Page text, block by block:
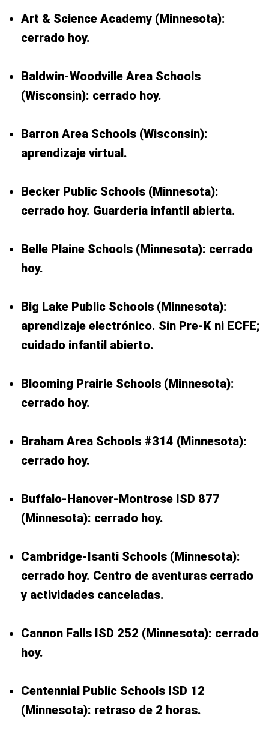
Art & Science Academy (Minnesota):
cerrado hoy.
Baldwin-Woodville Area Schools
(Wisconsin): cerrado hoy.
Barron Area Schools (Wisconsin):
aprendizaje virtual.
Becker Public Schools (Minnesota):
cerrado hoy. Guardería infantil abierta.
Belle Plaine Schools (Minnesota): cerrado
hoy.
Big Lake Public Schools (Minnesota):
aprendizaje electrónico. Sin Pre-K ni ECFE;
cuidado infantil abierto.
Blooming Prairie Schools (Minnesota):
cerrado hoy.
Braham Area Schools #314 (Minnesota):
cerrado hoy.
Buffalo-Hanover-Montrose ISD 877
(Minnesota): cerrado hoy.
Cambridge-Isanti Schools (Minnesota):
cerrado hoy. Centro de aventuras cerrado
y actividades canceladas.
Cannon Falls ISD 252 (Minnesota): cerrado
hoy.
Centennial Public Schools ISD 12
(Minnesota): retraso de 2 horas.